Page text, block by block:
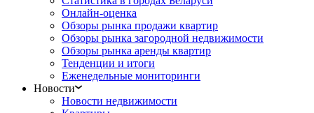
Онлайн-оценка
Обзоры рынка продажи квартир
Обзоры рынка загородной недвижимости
Обзоры рынка аренды квартир
Тенденции и итоги
Еженедельные мониторинги
Новости
Новости недвижимости